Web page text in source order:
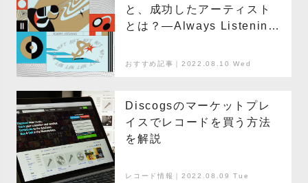
と、成功したアーティスト
とは？—Always Listening
おすすめ記事｜2022.08.10 Wed
Discogsのマーケットプレ
イスでレコードを買う方法
を解説
レコード情報｜2022.08.09 Tue